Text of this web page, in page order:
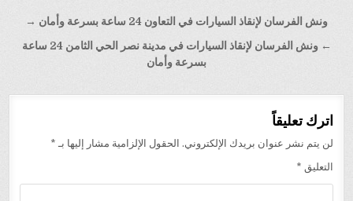
تصفّح
المقالات
ونش الفرسان لإنقاذ السيارات في التعاون 24 ساعة بسرعة وأمان →
← ونش الفرسان لإنقاذ السيارات في مدينة نصر الحي الثامن 24 ساعة
بسرعة وأمان
اترك تعليقاً
لن يتم نشر عنوان بريدك الإلكتروني. الحقول الإلزامية مشار إليها بـ *
التعليق *